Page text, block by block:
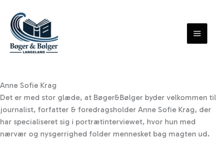
content
Anne Sofie Krag
Det er med stor glæde, at Bøger&Bølger byder velkommen til
journalist, forfatter & foredragsholder Anne Sofie Krag, der
har specialiseret sig i portrætinterviewet, hvor hun med
nærvær og nysgerrighed folder mennesket bag magten ud.